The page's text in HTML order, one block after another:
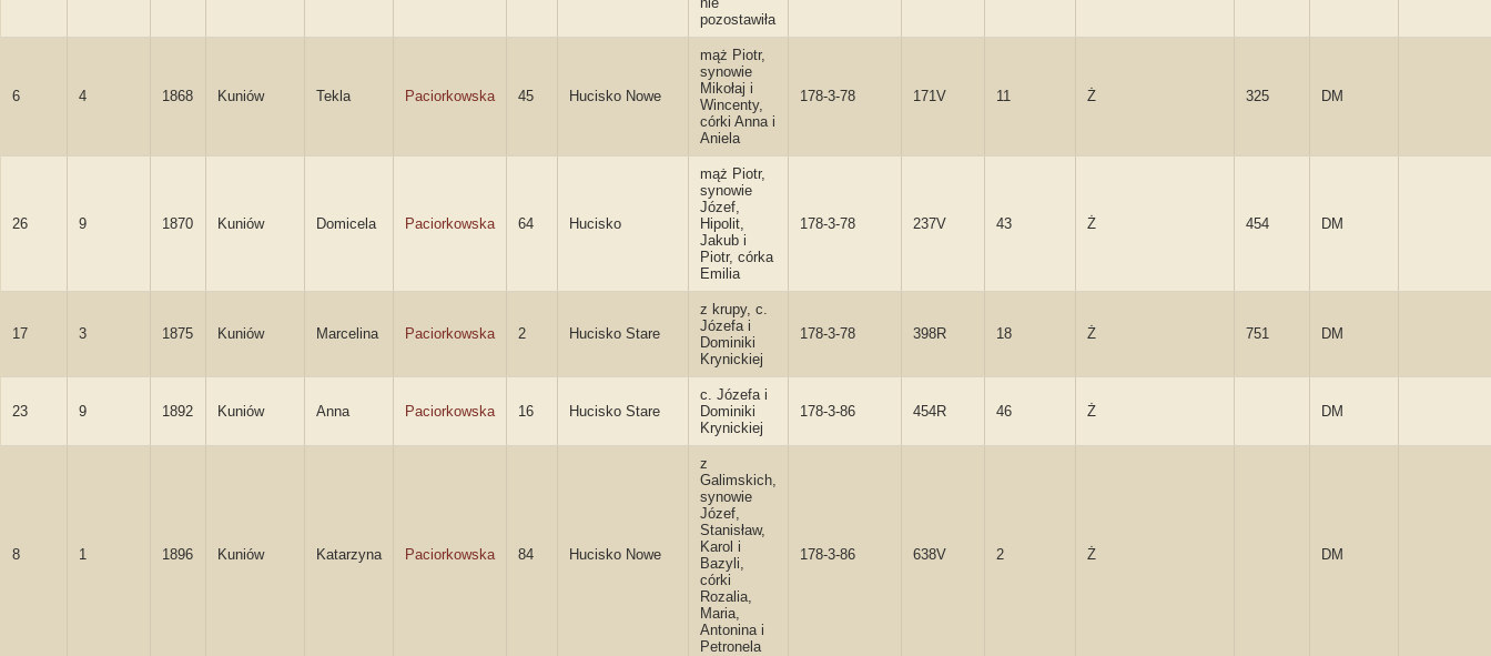
pozostawiła
6 4 1868 Kuniów Tekla Paciorkowska 45 Hucisko Nowe
mąż Piotr,
synowie
Mikołaj i
Wincenty,
córki Anna i
Aniela
178-3-78 171V 11 Ż 325 DM
26 9 1870 Kuniów Domicela Paciorkowska 64 Hucisko
mąż Piotr,
synowie
Józef,
Hipolit,
Jakub i
Piotr, córka
Emilia
178-3-78 237V 43 Ż 454 DM
17 3 1875 Kuniów Marcelina Paciorkowska 2 Hucisko Stare
z krupy, c.
Józefa i
Dominiki
Krynickiej
178-3-78 398R 18 Ż 751 DM
23 9 1892 Kuniów Anna Paciorkowska 16 Hucisko Stare
c. Józefa i
Dominiki
Krynickiej
178-3-86 454R 46 Ż DM
8 1 1896 Kuniów Katarzyna Paciorkowska 84 Hucisko Nowe
z
Galimskich,
synowie
Józef,
Stanisław,
Karol i
Bazyli,
córki
Rozalia,
Maria,
Antonina i
Petronela
178-3-86 638V 2 Ż DM